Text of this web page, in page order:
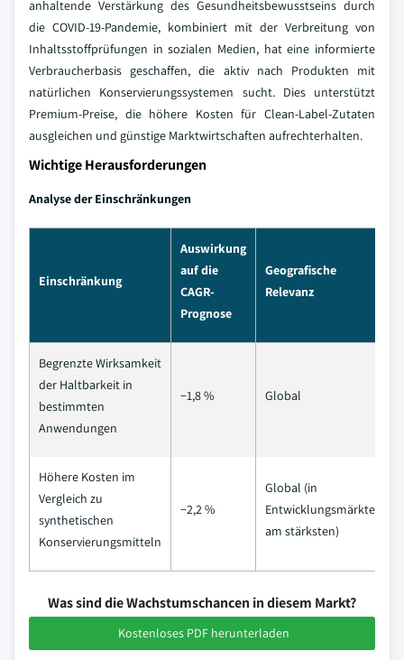
anhaltende Verstärkung des Gesundheitsbewusstseins durch
die COVID-19-Pandemie, kombiniert mit der Verbreitung von
Inhaltsstoffprüfungen in sozialen Medien, hat eine informierte
Verbraucherbasis geschaffen, die aktiv nach Produkten mit
natürlichen Konservierungssystemen sucht. Dies unterstützt
Premium-Preise, die höhere Kosten für Clean-Label-Zutaten
ausgleichen und günstige Marktwirtschaften aufrechterhalten.
Wichtige Herausforderungen
Analyse der Einschränkungen
Einschränkung
Auswirkung
auf die
CAGR-
Prognose
Geografische
Relevanz
Begrenzte Wirksamkeit
der Haltbarkeit in
bestimmten
Anwendungen
−1,8 % Global
Höhere Kosten im
Vergleich zu
synthetischen
Konservierungsmitteln
−2,2 %
Global (in
Entwicklungsmärkten
am stärksten)
Was sind die Wachstumschancen in diesem Markt?
Kostenloses PDF herunterladen